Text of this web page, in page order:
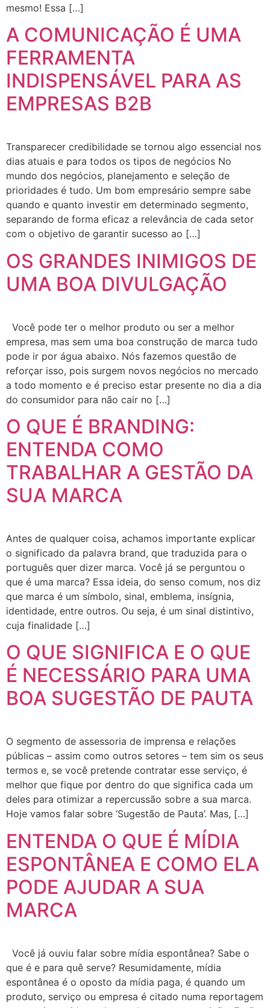
mesmo! Essa […]
A COMUNICAÇÃO É UMA
FERRAMENTA
INDISPENSÁVEL PARA AS
EMPRESAS B2B
Transparecer credibilidade se tornou algo essencial nos
dias atuais e para todos os tipos de negócios No
mundo dos negócios, planejamento e seleção de
prioridades é tudo. Um bom empresário sempre sabe
quando e quanto investir em determinado segmento,
separando de forma eficaz a relevância de cada setor
com o objetivo de garantir sucesso ao […]
OS GRANDES INIMIGOS DE
UMA BOA DIVULGAÇÃO
Você pode ter o melhor produto ou ser a melhor
empresa, mas sem uma boa construção de marca tudo
pode ir por água abaixo. Nós fazemos questão de
reforçar isso, pois surgem novos negócios no mercado
a todo momento e é preciso estar presente no dia a dia
do consumidor para não cair no […]
O QUE É BRANDING:
ENTENDA COMO
TRABALHAR A GESTÃO DA
SUA MARCA
Antes de qualquer coisa, achamos importante explicar
o significado da palavra brand, que traduzida para o
português quer dizer marca. Você já se perguntou o
que é uma marca? Essa ideia, do senso comum, nos diz
que marca é um símbolo, sinal, emblema, insígnia,
identidade, entre outros. Ou seja, é um sinal distintivo,
cuja finalidade […]
O QUE SIGNIFICA E O QUE
É NECESSÁRIO PARA UMA
BOA SUGESTÃO DE PAUTA
O segmento de assessoria de imprensa e relações
públicas – assim como outros setores – tem sim os seus
termos e, se você pretende contratar esse serviço, é
melhor que fique por dentro do que significa cada um
deles para otimizar a repercussão sobre a sua marca.
Hoje vamos falar sobre ‘Sugestão de Pauta’. Mas, […]
ENTENDA O QUE É MÍDIA
ESPONTÂNEA E COMO ELA
PODE AJUDAR A SUA
MARCA
Você já ouviu falar sobre mídia espontânea? Sabe o
que é e para quê serve? Resumidamente, mídia
espontânea é o oposto da mídia paga, é quando um
produto, serviço ou empresa é citado numa reportagem